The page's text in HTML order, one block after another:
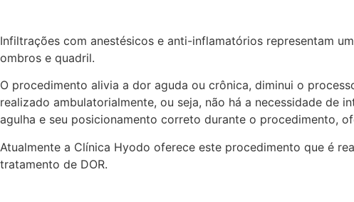
Infiltrações com anestésicos e anti-inflamatórios representam
ombros e quadril.
O procedimento alivia a dor aguda ou crônica, diminui o
realizado ambulatorialmente, ou seja, não há a necessidade de
agulha e seu posicionamento correto durante o procedimento,
Atualmente a Clínica Hyodo oferece este procedimento que é
tratamento de DOR.